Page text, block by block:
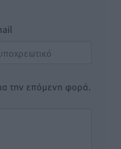
την επόμενη φορά.